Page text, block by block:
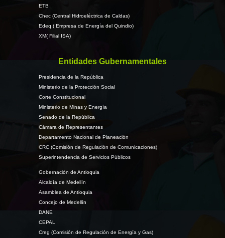
ETB
Chec (Central Hidroeléctrica de Caldas)
Edeq ( Empresa de Energía del Quindio)
XM( Filial ISA)
Entidades Gubernamentales
Presidencia de la República
Ministerio de la Protección Social
Corte Constitucional
Ministerio de Minas y Energía
Senado de la República
Cámara de Representantes
Departamento Nacional de Planeación
CRC (Comisión de Regulación de Comunicaciones)
Superintendencia de Servicios Públicos
Gobernación de Antioquia
Alcaldía de Medellín
Asamblea de Antioquia
Concejo de Medellín
DANE
CEPAL
Creg (Comisión de Regulación de Energía y Gas)